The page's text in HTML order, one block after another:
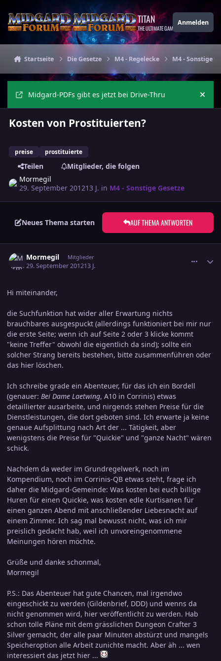
TITAN
THE ULTIMATE GAMING THEME
Anmelden
Startseite Die Gesetze M4 - Regelecke M4 - Sonstige
Midgard-PDFs gibt es jetzt bei Drive-Thru
Kosten von Prostituierten?
preise prostituierte
Teilen
Mitglieder, die folgen
Mormegil
29. September 201213 J. in M4 - Sonstige Gesetze
Neues Thema starten AUF THEMA ANTWORTEN
Mormegil Mitglieder
29. September 201213 J.
Hi miteinander,
die Suchfunktion hat wider aller Erwartung nichts
brauchbares ausgespuckt (allerdings funktioniert bei mir nur
die erste Seite; wenn ich auf Seite 2 oder 3 klicke kommt
"keine Treffer" obwohl die eigentlich da sind); sollte ein
solcher Strang bereits bestehen, bitte zusammenführen oder
das hier löschen.
Ich schreibe grade ein Abenteuer, für das ich ein Bordell
(genauer: Bei Dame Laetwing, A10 in Corrinis) etwas
detaillierter ausarbeite, und nirgends stehen Preise für die
Dienstleistungen, die dort geboten sind. Ich erwarte ja keine
genaue Aufsplittung nach Art der ... Tätigkeit, aber
wenigstens die Preise für "Quickie" und "ganze Nacht" wären
schick.
Nachdem da weder im Grundregelwerk, noch im
Kompendium, noch im Corrinis-QB etwas steht, frage ich
daher die Midgard-Gemeinde: Was kosten bei euch billige
Huren für einen Quickie, was kosten edle Kurtisanen für
einen ganzen Abend mit anschließender Liebesnacht auf
einem Zimmer. Ich sag mal bewusst nicht, was ich mir
preislich gedacht hab, weil ich unvoreingenommene
Meinungen hören möchte.
Grüße und danke schonmal,
Mormegil
P.S.: Das Abenteuer hat gute Chancen, mal irgendwo
eingeschickt zu werden (Gildenbrief, DDD) und wenns da
nicht genommen wird, hier veröffentlicht zu werden. Hab
schon tolle Pläne mit dem grässlichen Dungeon Crafter 3
Silver gemacht, der alle paar Minuten abstürzt und mangels
Speicheroption alle Arbeit zunichte macht. Aber äh ... wen
interessiert das jetzt hier ...